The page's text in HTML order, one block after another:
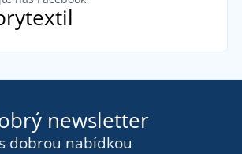
newsletter
s dobrou nabídkou